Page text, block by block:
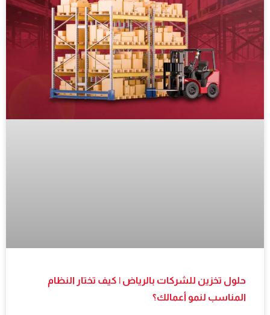
حلول تخزين للشركات بالرياض | كيف تختار النظام
المناسب لنمو أعمالك؟